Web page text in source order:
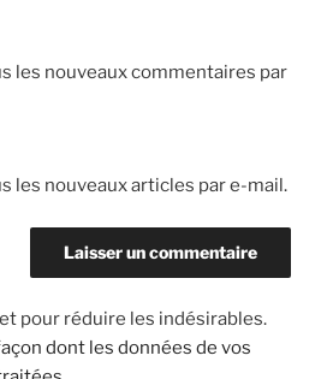
les nouveaux commentaires par
les nouveaux articles par e-mail.
pour réduire les indésirables.
dont les données de vos